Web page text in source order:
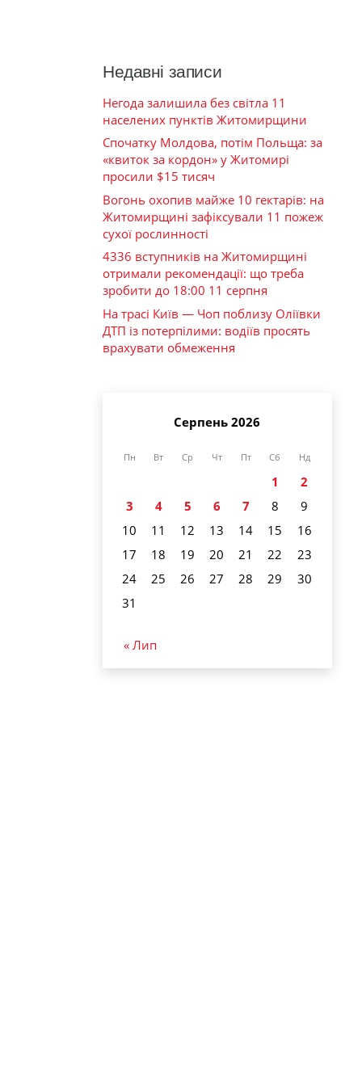
Недавні записи
Негода залишила без світла 11
населених пунктів Житомирщини
Спочатку Молдова, потім Польща: за
«квиток за кордон» у Житомирі
просили $15 тисяч
Вогонь охопив майже 10 гектарів: на
Житомирщині зафіксували 11 пожеж
сухої рослинності
4336 вступників на Житомирщині
отримали рекомендації: що треба
зробити до 18:00 11 серпня
На трасі Київ — Чоп поблизу Оліївки
ДТП із потерпілими: водіїв просять
врахувати обмеження
Серпень 2026
Пн Вт Ср Чт Пт Сб Нд
1
2
3
4 5 6 7 8
9
10
11 12 13 14 15
16
17
18 19 20 21 22
23
24
25 26 27 28 29
30
31
« Лип